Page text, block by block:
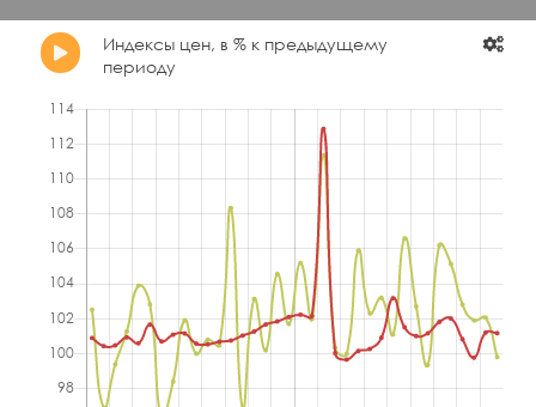
Индексы цен, в % к предыдущему
периоду